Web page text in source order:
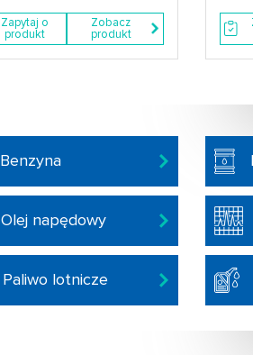
Zapytaj o
produkt
Zobacz
produkt
Benzyna
Olej napędowy
Paliwo lotnicze